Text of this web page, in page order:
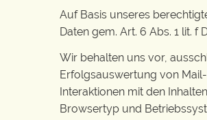
Auf Basis unseres
Daten gem. Art. 6 Abs. 1 lit.
Wir behalten uns vor,
Erfolgsauswertung von
Interaktionen mit den
Browsertyp und